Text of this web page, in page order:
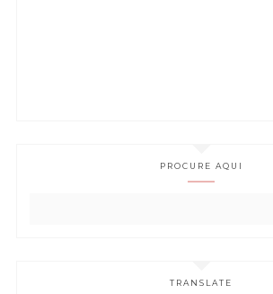
PROCURE AQUI
TRANSLATE